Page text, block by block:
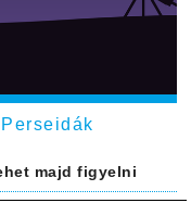
majd figyelni